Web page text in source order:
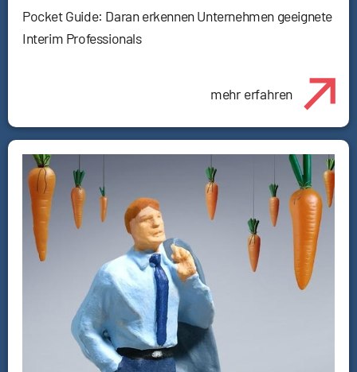
Pocket Guide: Daran erkennen Unternehmen geeignete
Interim Professionals
mehr erfahren